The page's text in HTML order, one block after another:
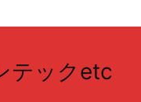
テックetc